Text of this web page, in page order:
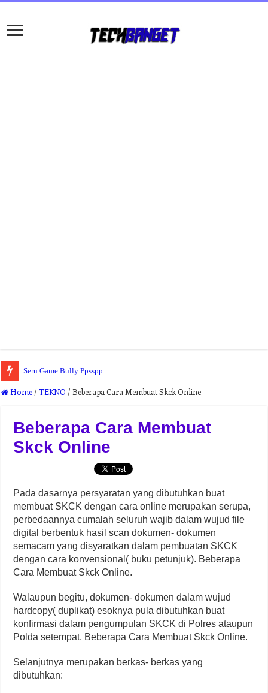
Seru Game Bully Ppsspp
Home /TEKNO /Beberapa Cara Membuat Skck Online
Beberapa Cara Membuat
Skck Online
Pada dasarnya persyaratan yang dibutuhkan buat
membuat SKCK dengan cara online merupakan serupa,
perbedaannya cumalah seluruh wajib dalam wujud file
digital berbentuk hasil scan dokumen- dokumen
semacam yang disyaratkan dalam pembuatan SKCK
dengan cara konvensional( buku petunjuk). Beberapa
Cara Membuat Skck Online.
Walaupun begitu, dokumen- dokumen dalam wujud
hardcopy( duplikat) esoknya pula dibutuhkan buat
konfirmasi dalam pengumpulan SKCK di Polres ataupun
Polda setempat. Beberapa Cara Membuat Skck Online.
Selanjutnya merupakan berkas- berkas yang
dibutuhkan: